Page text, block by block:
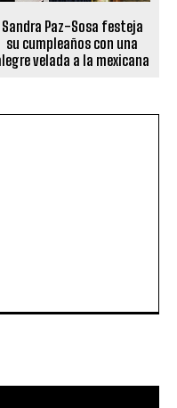
Sandra Paz-Sosa festeja
su cumpleaños con una
velada a la mexicana